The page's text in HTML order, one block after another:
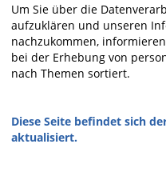
Um Sie über die
aufzuklären und unseren
nachzukommen,
bei der Erhebung von
nach Themen sortiert.
Diese Seite befindet sich
aktualisiert.